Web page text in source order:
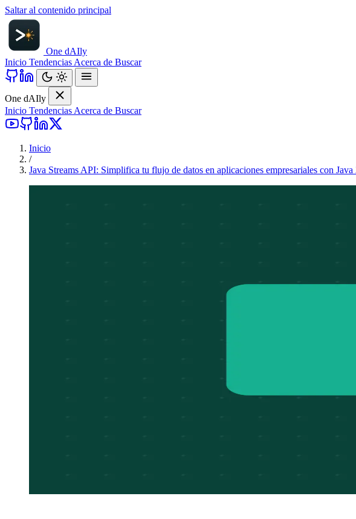
Saltar al contenido principal
One dAIly
Inicio Tendencias Acerca de Buscar
One dAIly
Inicio Tendencias Acerca de Buscar
Inicio
/
Java Streams API: Simplifica tu flujo de datos en aplicaciones empresariales con Java